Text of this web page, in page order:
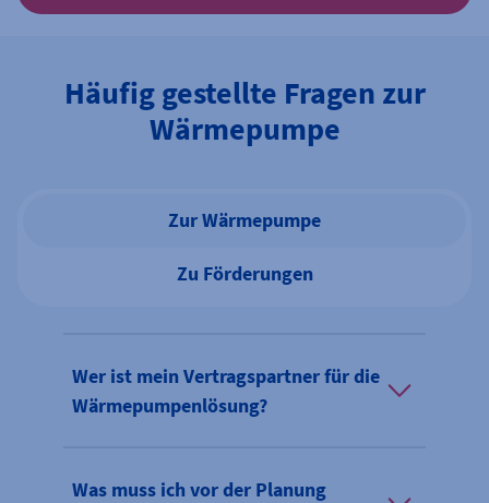
Häufig gestellte Fragen zur
Wärmepumpe
Zur Wärmepumpe
Zu Förderungen
Wer ist mein Vertragspartner für die
Wärmepumpenlösung?
Was muss ich vor der Planung